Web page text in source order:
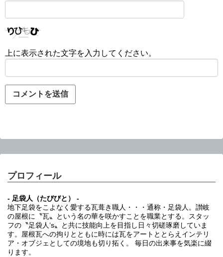
上に表示された文字を入力してください。
プロフィール
- 足袋人（たびびと） -
地下足袋をこよなく愛する瓦葺き職人・・・通称・足袋人。讃岐
の屋根に〝瓦〟という名の華を咲かすことを職業とする。スタッ
フの〝足袋人’s〟と共に技能向上を目指し日々切磋琢磨していま
す。屋根瓦への拘りとともに時には瓦をアートととらえインテリ
ア・オブジェとしての境地も切り拓く。 毎日の出来事を気楽に綴
ります。